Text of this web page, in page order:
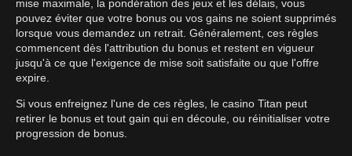
mise maximale, la pondération des jeux et les délais, vous
pouvez éviter que votre bonus ou vos gains ne soient supprimés
lorsque vous demandez un retrait. Généralement, ces règles
commencent dès l'attribution du bonus et restent en vigueur
jusqu'à ce que l'exigence de mise soit satisfaite ou que l'offre
expire.
Si vous enfreignez l'une de ces règles, le casino Titan peut
retirer le bonus et tout gain qui en découle, ou réinitialiser votre
progression de bonus.